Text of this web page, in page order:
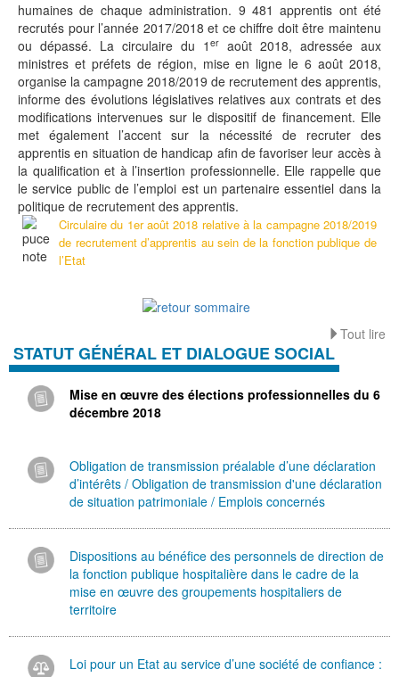
humaines de chaque administration. 9 481 apprentis ont été
recrutés pour l’année 2017/2018 et ce chiffre doit être maintenu
ou dépassé. La circulaire du 1 er août 2018, adressée aux
ministres et préfets de région, mise en ligne le 6 août 2018,
organise la campagne 2018/2019 de recrutement des apprentis,
informe des évolutions législatives relatives aux contrats et des
modifications intervenues sur le dispositif de financement. Elle
met également l’accent sur la nécessité de recruter des
apprentis en situation de handicap afin de favoriser leur accès à
la qualification et à l’insertion professionnelle. Elle rappelle que
le service public de l’emploi est un partenaire essentiel dans la
politique de recrutement des apprentis.
Circulaire du 1er août 2018 relative à la campagne 2018/2019
de recrutement d’apprentis au sein de la fonction publique de
l’Etat
Tout lire
STATUT GÉNÉRAL ET DIALOGUE SOCIAL
Mise en œuvre des élections professionnelles du 6
décembre 2018
Obligation de transmission préalable d’une déclaration
d’intérêts / Obligation de transmission d'une déclaration
de situation patrimoniale / Emplois concernés
Dispositions au bénéfice des personnels de direction de
la fonction publique hospitalière dans le cadre de la
mise en œuvre des groupements hospitaliers de
territoire
Loi pour un Etat au service d’une société de confiance :